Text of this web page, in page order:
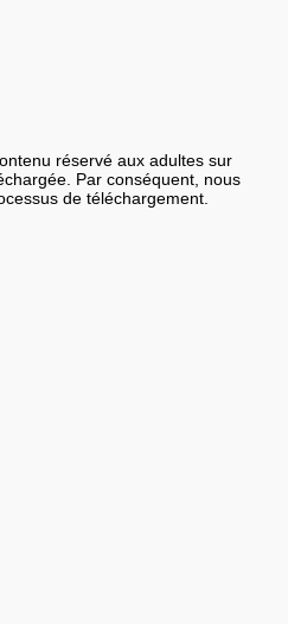
réservé aux adultes sur
Par conséquent, nous
de téléchargement.